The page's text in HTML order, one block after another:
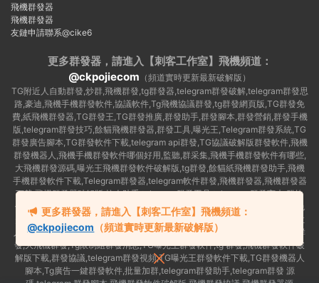
飛機群發器
飛機群發器
友鏈申請聯系@cike6
更多群發器，請進入【刺客工作室】 飛機頻道：
@ckpojiecom （頻道實時更新最新破解版）
TG附近人自動群發,炒群,飛機群發,tg群發器,telegram群發破解,telegram群發思
路,豪迪,飛機手機群發軟件,協議軟件,Tg飛機協議群發,tg群發網頁版,TG群發免
費,紙飛機群發器,TG群發王,TG群發推廣,群發助手,群發腳本,群發營銷,群發手機
版,telegram群發技巧,餘貓飛機群發器,群發工具,曝光王,Telegram群發系統,TG
群發廣告腳本,TG群發軟件下載,telegram api群發,TG協議破解版群發軟件,飛機
群發機器人,飛機手機群發軟件哪個好用,監聽,群采集,飛機手機群發軟件有哪些,
大飛機群發源碼,曝光王飛機群發軟件破解版,tg群發,餘貓紙飛機群發助手,飛機
手機群發軟件下載,Telegram群發器,telegram軟件群發,飛機群發器,飛機群發器
下載,飛機群發器破解版,拉人助手,telegram群發工具,telegram 群發言,加群軟
件,Telegram怎麽群發,協議号注冊機,TG機器人群發消息,群發軟件,tg群發器免
費版,私信軟件,tg群發廣告,telegram群發規則,telegram群發,telegram 群發,拉
人軟件,telegram批量群發,群發器破解版,曝光王飛機群發軟件,telegram自動群
發,大飛機群發,Tg限制組群發消息,TG曝光王群發軟件,tg 群發,飛機群發軟件破
解版下載,群發協議,telegram群發視頻,TG曝光王群發軟件下載,TG群發機器人
腳本,Tg廣告一鍵群發軟件,批量加群,telegram群發助手,telegram群發 源
更多群發器，請進入【刺客工作室】飛機頻道：
@ckpojiecom （頻道實時更新最新破解版）